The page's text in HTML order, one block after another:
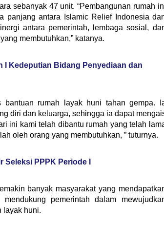
sebanyak 47 unit. “Pembangunan rumah
panjang antara Islamic Relief Indonesia
antara pemerintah, lembaga sosial,
membutuhkan,” katanya.
I Kedeputian Bidang Penyediaan dan
bantuan rumah layak huni tahan gempa.
diri dan keluarga, sehingga ia dapat
ini kami telah dibantu rumah yang telah
oleh orang yang membutuhkan, ” tuturnya.
PPPK Periode I
banyak masyarakat yang
pemerintah dalam
layak huni.